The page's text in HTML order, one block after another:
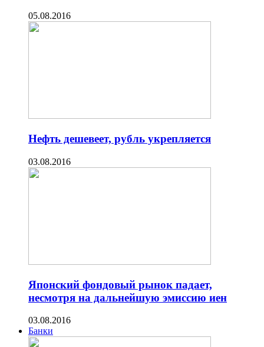
05.08.2016
Нефть дешевеет, рубль укрепляется
03.08.2016
Японский фондовый рынок падает,
несмотря на дальнейшую эмиссию иен
03.08.2016
Банки